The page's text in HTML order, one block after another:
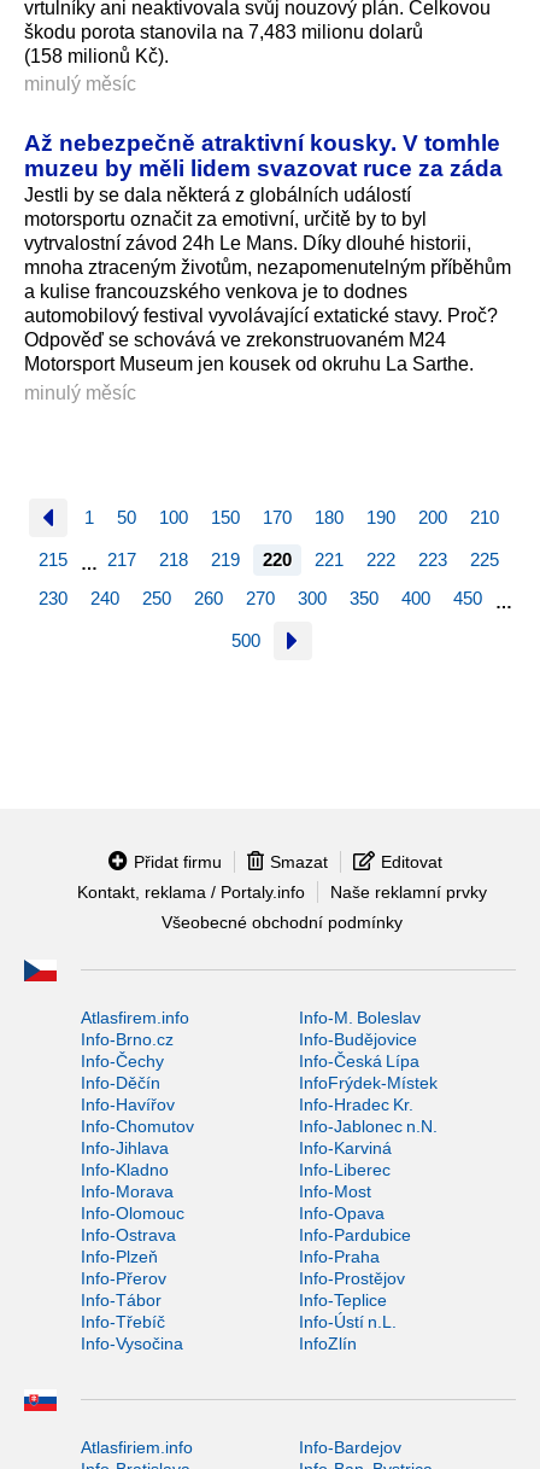
vrtulníky ani neaktivovala svůj nouzový plán. Celkovou
škodu porota stanovila na 7,483 milionu dolarů
(158 milionů Kč).
minulý měsíc
Až nebezpečně atraktivní kousky. V tomhle
muzeu by měli lidem svazovat ruce za záda
Jestli by se dala některá z globálních událostí
motorsportu označit za emotivní, určitě by to byl
vytrvalostní závod 24h Le Mans. Díky dlouhé historii,
mnoha ztraceným životům, nezapomenutelným příběhům
a kulise francouzského venkova je to dodnes
automobilový festival vyvolávající extatické stavy. Proč?
Odpověď se schovává ve zrekonstruovaném M24
Motorsport Museum jen kousek od okruhu La Sarthe.
minulý měsíc
1 50 100 150 170 180 190 200 210
215 … 217 218 219 220 221 222 223
225
230
240 250 260 270 300 350 400 450 …
500
Přidat firmu Smazat
Editovat
Kontakt, reklama / Portaly.info
Naše reklamní prvky
Všeobecné obchodní podmínky
Atlasfirem.info
Info-M. Boleslav
Info-Brno.cz
Info-Budějovice
Info-Čechy
Info-Česká Lípa
Info-Děčín
InfoFrýdek-Místek
Info-Havířov
Info-Hradec Kr.
Info-Chomutov
Info-Jablonec n.N.
Info-Jihlava
Info-Karviná
Info-Kladno
Info-Liberec
Info-Morava
Info-Most
Info-Olomouc
Info-Opava
Info-Ostrava
Info-Pardubice
Info-Plzeň
Info-Praha
Info-Přerov
Info-Prostějov
Info-Tábor
Info-Teplice
Info-Třebíč
Info-Ústí n.L.
Info-Vysočina
InfoZlín
Atlasfiriem.info
Info-Bardejov